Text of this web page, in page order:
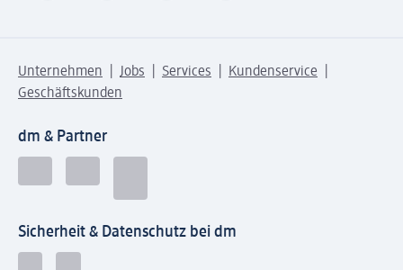
Unternehmen Jobs Services
Kundenservice
Geschäftskunden
dm & Partner
Sicherheit & Datenschutz bei dm